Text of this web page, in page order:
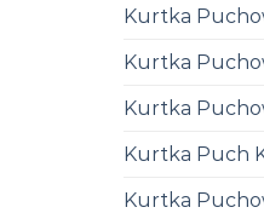
Kurtka
Kurtka
Kurtka
Kurtka Puch
Kurtka